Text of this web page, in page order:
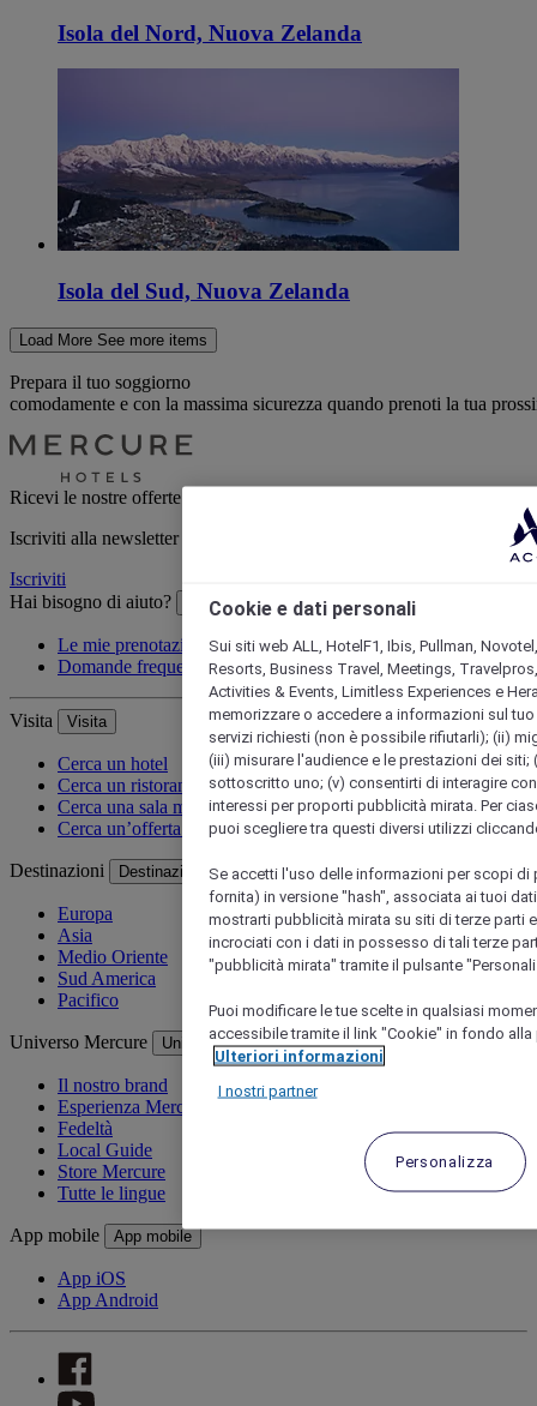
Isola del Nord, Nuova Zelanda
Isola del Sud, Nuova Zelanda
Load More See more items
Prepara il tuo soggiorno
comodamente e con la massima sicurezza quando prenoti la tua
Ricevi le nostre offerte esclusive
Iscriviti alla newsletter per ricevere le nostre ultime offerte
Iscriviti
Hai bisogno di aiuto?
Hai bisogno di aiuto?
Le mie prenotazioni
Domande frequenti
Visita Visita
Cerca un hotel
Cerca un ristorante
Cerca una sala meeting
Cerca un’offerta speciale
Destinazioni Destinazioni
Europa
Asia
Medio Oriente
Sud America
Pacifico
Universo Mercure Universo Mercure
Il nostro brand
Esperienza Mercure
Fedeltà
Local Guide
Store Mercure
Tutte le lingue
App mobile App mobile
App iOS
App Android
Cookie e dati personali
Sui siti web ALL, HotelF1, Ibis, Pullman,
Resorts, Business Travel, Meetings,
Activities & Events, Limitless Experiences e
memorizzare o accedere a informazioni sul
servizi richiesti (non è possibile rifiutarli); (ii)
(iii) misurare l'audience e le prestazioni dei
sottoscritto uno; (v) consentirti di interagire
interessi per proporti pubblicità mirata. Per
puoi scegliere tra questi diversi utilizzi
Se accetti l'uso delle informazioni per scopi di
fornita) in versione "hash", associata ai tuoi
mostrarti pubblicità mirata su siti di terze parti
incrociati con i dati in possesso di tali terze
"pubblicità mirata" tramite il pulsante
Puoi modificare le tue scelte in qualsiasi
accessibile tramite il link "Cookie" in fondo alla
Ulteriori informazioni
I nostri partner
Personalizza